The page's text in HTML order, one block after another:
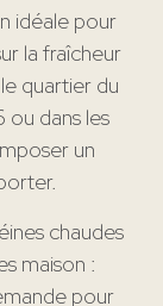
idéale pour
la fraîcheur
quartier du
ou dans les
un
chaudes
maison :
pour